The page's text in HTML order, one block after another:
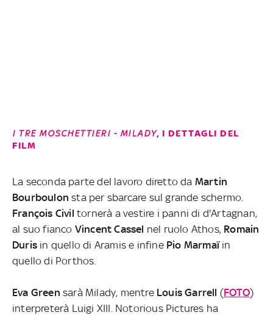
I TRE MOSCHETTIERI - MILADY, I DETTAGLI DEL
FILM
La seconda parte del lavoro diretto da Martin
Bourboulon sta per sbarcare sul grande schermo.
François Civil tornerà a vestire i panni di d'Artagnan,
al suo fianco Vincent Cassel nel ruolo Athos, Romain
Duris in quello di Aramis e infine Pio Marmaïin
quello di Porthos.
Eva Green sarà Milady, mentre Louis Garrell (FOTO)
interpreterà Luigi XIII. Notorious Pictures ha